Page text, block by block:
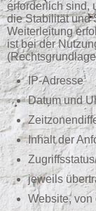
erforderlich sind,
die Stabilität und
Weiterleitung
ist bei der
IP-Adresse
Datum und
Inhalt der
jeweils
Website, von